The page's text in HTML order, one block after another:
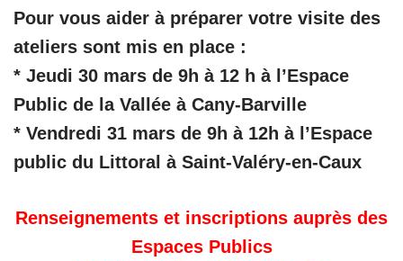
Pour vous aider à préparer votre visite des
ateliers sont mis en place :
* Jeudi 30 mars de 9h à 12 h à l’Espace
Public de la Vallée à Cany-Barville
* Vendredi 31 mars de 9h à 12h à l’Espace
public du Littoral à Saint-Valéry-en-Caux
Renseignements et inscriptions auprès des
Espaces Publics